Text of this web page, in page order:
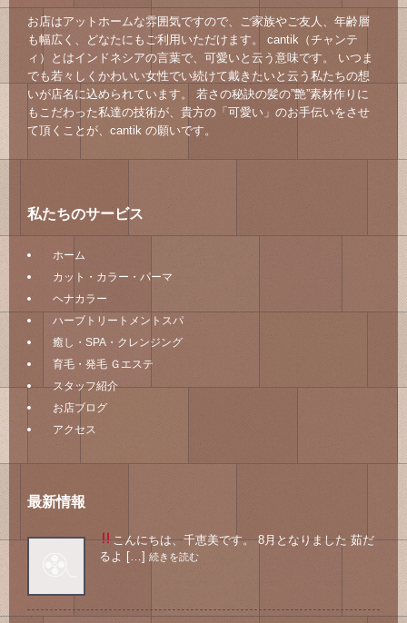
お店はアットホームな雰囲気ですので、ご家族やご友人、年齢層
も幅広く、どなたにもご利用いただけます。 cantik（チャンテ
ィ）とはインドネシアの言葉で、可愛いと云う意味です。 いつま
でも若々しくかわいい女性でい続けて戴きたいと云う私たちの想
いが店名に込められています。 若さの秘訣の髪の”艶”素材作りに
もこだわった私達の技術が、貴方の「可愛い」のお手伝いをさせ
て頂くことが、cantik の願いです。
私たちのサービス
ホーム
カット・カラー・パーマ
ヘナカラー
ハーブトリートメントスパ
癒し・SPA・クレンジング
育毛・発毛 Ｇエステ
スタッフ紹介
お店ブログ
アクセス
最新情報
こんにちは、千恵美です。 8月となりました茹だ
るよ […] 続きを読む